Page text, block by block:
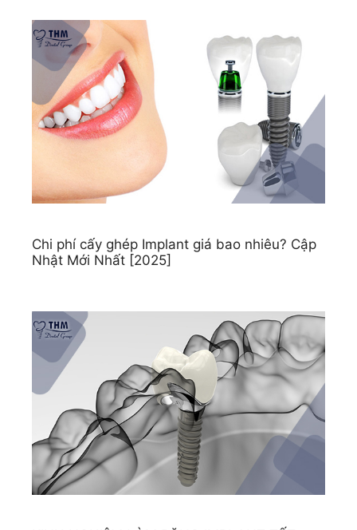
Chi phí cấy ghép Implant giá bao nhiêu? Cập
Nhật Mới Nhất [2025]